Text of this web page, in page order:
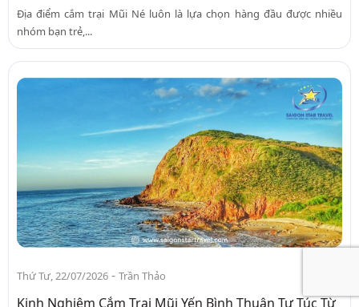
Địa điểm cắm trại Mũi Né luôn là lựa chọn hàng đầu được nhiều
nhóm bạn trẻ,...
Thứ Tư, 22/07/2026 - Trần Thảo
Kinh Nghiệm Cắm Trại Mũi Yến Bình Thuận Tự Túc Từ